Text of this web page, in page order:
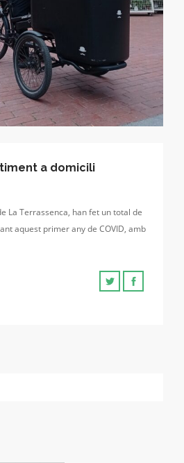
a domicili
La Terrassenca, han fet un total de
aquest primer any de COVID, amb